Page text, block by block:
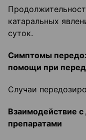
катаральных
суток.
Симптомы
помощи при
Случаи
Взаимодействие с
препаратами